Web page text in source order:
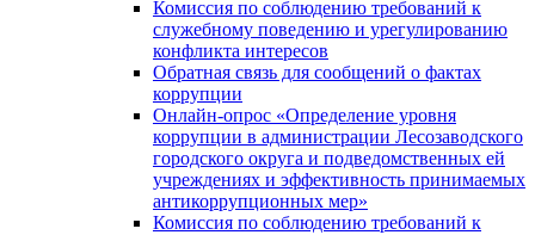
Комиссия по соблюдению требований к
служебному поведению и урегулированию
конфликта интересов
Обратная связь для сообщений о фактах
коррупции
Онлайн-опрос «Определение уровня
коррупции в администрации Лесозаводского
городского округа и подведомственных ей
учреждениях и эффективность принимаемых
антикоррупционных мер»
Комиссия по соблюдению требований к